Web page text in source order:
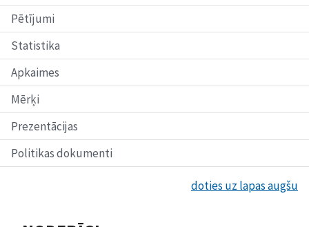
Pētījumi
Statistika
Apkaimes
Mērķi
Prezentācijas
Politikas dokumenti
doties uz lapas augšu